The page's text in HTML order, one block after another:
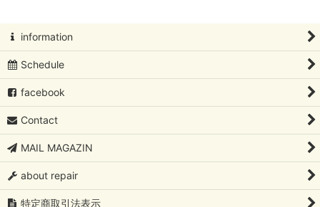
information
Schedule
facebook
Contact
MAIL MAGAZIN
about repair
特定商取引法表示